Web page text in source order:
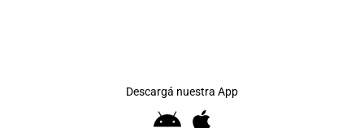
Descargá nuestra App